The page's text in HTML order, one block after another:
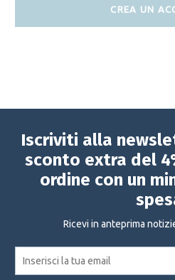
CREA UN
Iscriviti alla
sconto extra del
ordine con un
Ricevi in anteprima